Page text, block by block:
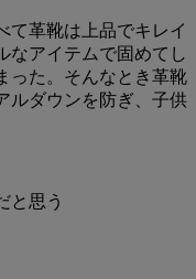
て革靴は上品でキレイ
なアイテムで固めてし
った。そんなとき革靴
ルダウンを防ぎ、子供
と思う